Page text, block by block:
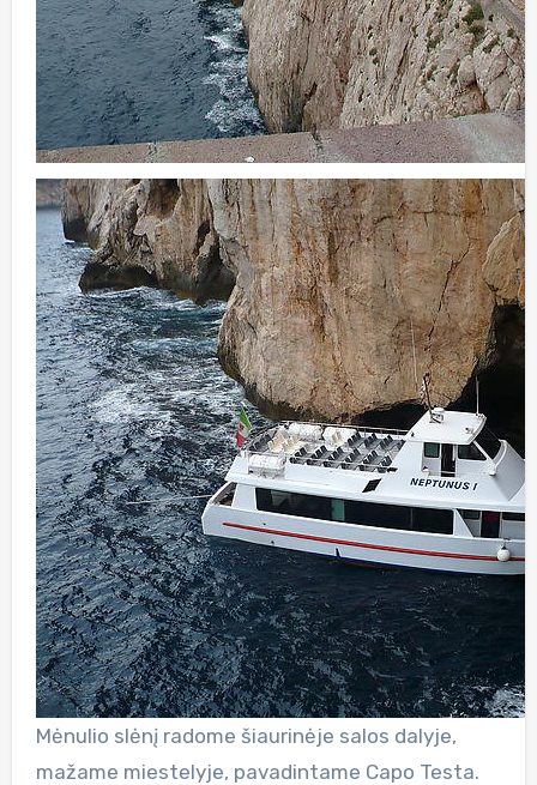
Mėnulio slėnį radome šiaurinėje salos dalyje,
mažame miestelyje, pavadintame Capo Testa.